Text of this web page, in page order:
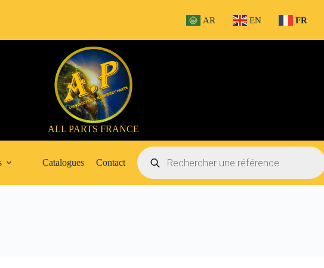
AR EN FR
ALL PARTS FRANCE
Catalogues Contact
Recherche
de
produits